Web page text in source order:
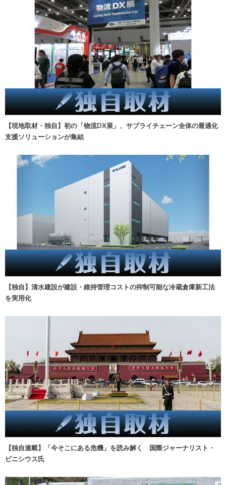
【現地取材・独自】初の「物流DX展」、サプライチェーン全体の最適化
支援ソリューションが集結
【独自】清水建設が建設・維持管理コストの抑制可能な冷蔵倉庫新工法
を実用化
【独自連載】「今そこにある危機」を読み解く 国際ジャーナリスト・
ビニシウス氏